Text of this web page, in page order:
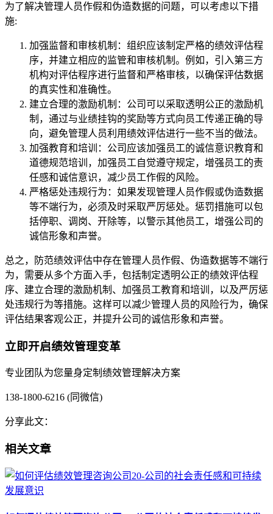
为了解决管理人员作假和伪造数据的问题，可以考虑以下措
施:
加强监督和审核机制：组织应该制定严格的绩效评估程
序，并建立相应的监管和审核机制。例如，引入第三方
机构对评估程序进行监督和严格审核，以确保评估数据
的真实性和准确性。
建立合理的激励机制：公司可以采取透明公正的激励机
制，通过与业绩挂钩的奖励等方式向员工传递正确的导
向，避免管理人员利用绩效评估进行一些不当的做法。
加强教育和培训：公司应该加强员工的诚信意识教育和
道德规范培训，加强员工自觉遵守规定，增强员工的责
任感和诚信意识，减少员工作假的风险。
严格惩处违规行为：如果发现管理人员作假或伪造数据
等不端行为，必须及时采取严厉惩处。惩罚措施可以包
括停职、调岗、开除等，以警示其他员工，增强公司的
诚信形象和声誉。
总之，防范绩效评估中存在管理人员作假、伪造数据等不端行
为，需要从多个方面入手，包括制定透明公正的绩效评估程
序、建立合理的激励机制、加强员工教育和培训，以及严厉惩
处违规行为等措施。这样可以减少管理人员的风险行为，确保
评估结果客观公正，并提升公司的诚信形象和声誉。
立即开启绩效管理变革
专业团队为您量身定制绩效管理解决方案
138-1800-6216 (同微信)
分享此文：
相关文章